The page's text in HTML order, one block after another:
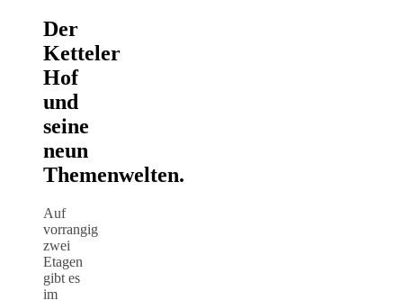
Der
Ketteler
Hof
und
seine
neun
Themenwelten.
Auf
vorrangig
zwei
Etagen
gibt es
im